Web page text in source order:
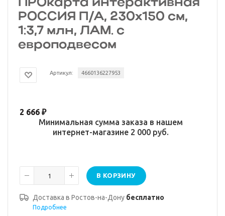
ПРОкарта интерактивная
РОССИЯ П/А, 230х150 см,
1:3,7 млн, ЛАМ. с
европодвесом
Артикул: 4660136227953
2 666 ₽
Минимальная сумма заказа в нашем
интернет-магазине 2 000 руб.
В КОРЗИНУ
Доставка в Ростов-на-Дону бесплатно
Подробнее